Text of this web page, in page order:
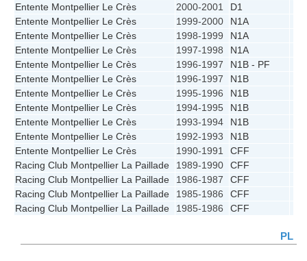
Entente Montpellier Le Crès
2000-2001 D1
Entente Montpellier Le Crès
1999-2000 N1A
Entente Montpellier Le Crès
1998-1999 N1A
Entente Montpellier Le Crès
1997-1998 N1A
Entente Montpellier Le Crès
1996-1997 N1B - PF
Entente Montpellier Le Crès
1996-1997 N1B
Entente Montpellier Le Crès
1995-1996 N1B
Entente Montpellier Le Crès
1994-1995 N1B
Entente Montpellier Le Crès
1993-1994 N1B
Entente Montpellier Le Crès
1992-1993 N1B
Entente Montpellier Le Crès
1990-1991 CFF
Racing Club Montpellier La Paillade
1989-1990 CFF
Racing Club Montpellier La Paillade
1986-1987 CFF
Racing Club Montpellier La Paillade
1985-1986 CFF
Racing Club Montpellier La Paillade
1985-1986 CFF
PL